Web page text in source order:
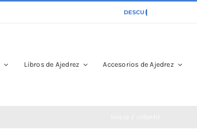
Libros de Ajedrez Accesorios de Ajedrez